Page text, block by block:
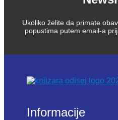
Ukoliko želite da primate
popustima putem email-a
Informacije